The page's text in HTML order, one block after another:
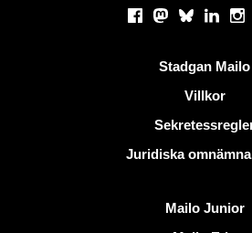
Facebook
Mastodon
Bluesky
Stadgan Mailo
Villkor
Juridiska
Mailo Junior